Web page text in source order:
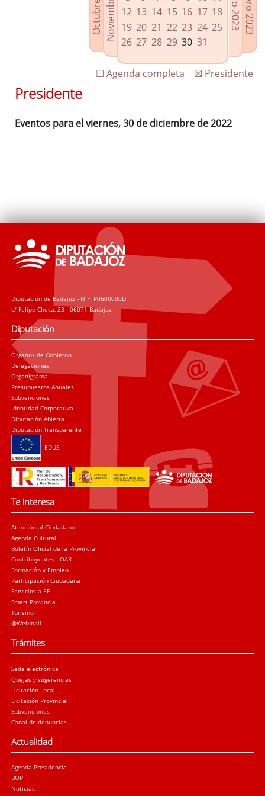
Agenda de Presidencia
Plenos provinciales y Juntas de gobierno
Oficina de Proyectos Europeos
12 13 14 15 16 17 18
19 20 21 22 23 24 25
26 27 28 29 30 31
☒ Presidente
☐ Agenda completa
Presidente
Eventos para el viernes, 30 de diciembre de 2022
Diputación de Badajoz - NIF: P0600000D
c/ Felipe Checa, 23 - 06071 Badajoz
Diputación
Órganos de Gobierno
Delegaciones
Organigrama
Presupuestos Anuales
Subvenciones
Identidad Corporativa
Diputación Abierta
Diputación Transparente
EDUSI
Te interesa
Atención al Ciudadano
Agenda Cultural
Boletín Oficial de la Provincia
Contribuyentes - OAR
Formación y Empleo
Participación Ciudadana
Servicios a EELL
Smart Provincia
Turismo
@Webmail
Trámites
Sede electrónica
Quejas y sugerencias
Licitación Local
Licitación Provincial
Subvenciones
Canal de denuncias
Actualidad
Agenda Presidencia
BOP
Noticias